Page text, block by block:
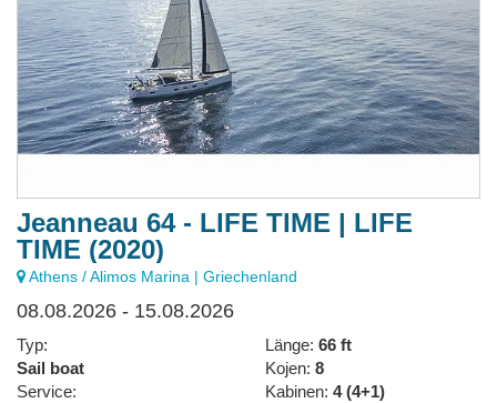
Jeanneau 64 - LIFE TIME | LIFE
TIME (2020)
Athens / Alimos Marina | Griechenland
08.08.2026 - 15.08.2026
Typ:
Sail boat
Service:
Länge: 66 ft
Kojen: 8
Kabinen: 4 (4+1)